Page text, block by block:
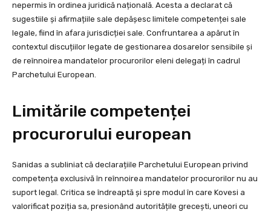
nepermis în ordinea juridică națională. Acesta a declarat că
sugestiile și afirmațiile sale depășesc limitele competenței sale
legale, fiind în afara jurisdicției sale. Confruntarea a apărut în
contextul discuțiilor legate de gestionarea dosarelor sensibile și
de reînnoirea mandatelor procurorilor eleni delegați în cadrul
Parchetului European.
Limitările competenței
procurorului european
Sanidas a subliniat că declarațiile Parchetului European privind
competența exclusivă în reînnoirea mandatelor procurorilor nu au
suport legal. Critica se îndreaptă și spre modul în care Kovesi a
valorificat poziția sa, presionând autoritățile grecești, uneori cu